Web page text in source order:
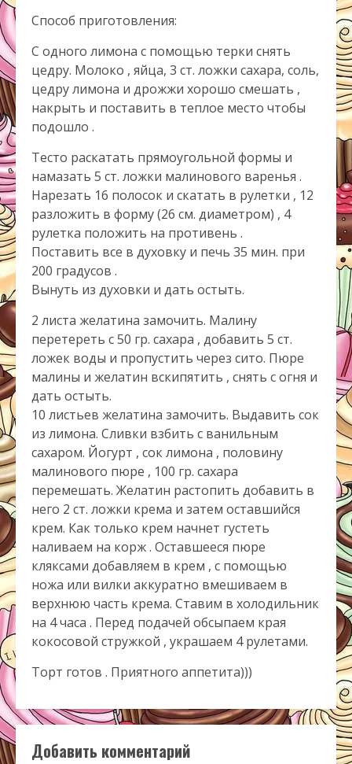
Способ приготовления:
С одного лимона с помощью терки снять
цедру. Молоко , яйца, 3 ст. ложки сахара, соль,
цедру лимона и дрожжи хорошо смешать ,
накрыть и поставить в теплое место чтобы
подошло .
Тесто раскатать прямоугольной формы и
намазать 5 ст. ложки малинового варенья .
Нарезать 16 полосок и скатать в рулетки , 12
разложить в форму (26 см. диаметром) , 4
рулетка положить на противень .
Поставить все в духовку и печь 35 мин. при
200 градусов .
Вынуть из духовки и дать остыть.
2 листа желатина замочить. Малину
перетереть с 50 гр. сахара , добавить 5 ст.
ложек воды и пропустить через сито. Пюре
малины и желатин вскипятить , снять с огня и
дать остыть.
10 листьев желатина замочить. Выдавить сок
из лимона. Сливки взбить с ванильным
сахаром. Йогурт , сок лимона , половину
малинового пюре , 100 гр. сахара
перемешать. Желатин растопить добавить в
него 2 ст. ложки крема и затем оставшийся
крем. Как только крем начнет густеть
наливаем на корж . Оставшееся пюре
кляксами добавляем в крем , с помощью
ножа или вилки аккуратно вмешиваем в
верхнюю часть крема. Ставим в холодильник
на 4 часа . Перед подачей обсыпаем края
кокосовой стружкой , украшаем 4 рулетами.
Торт готов . Приятного аппетита)))
Добавить комментарий